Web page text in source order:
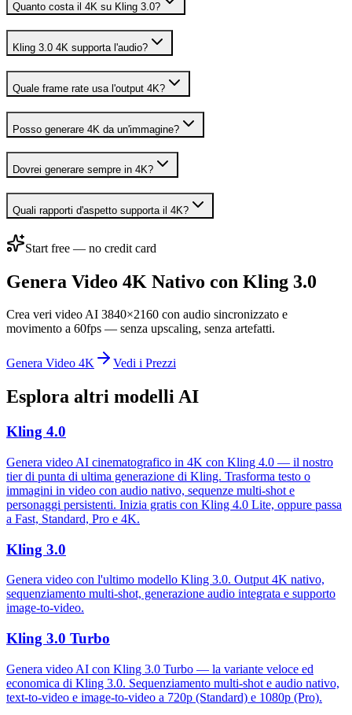
Quanto costa il 4K su Kling 3.0?
Kling 3.0 4K supporta l'audio?
Quale frame rate usa l'output 4K?
Posso generare 4K da un'immagine?
Dovrei generare sempre in 4K?
Quali rapporti d'aspetto supporta il 4K?
Start free — no credit card
Genera Video 4K Nativo con Kling 3.0
Crea veri video AI 3840×2160 con audio sincronizzato e
movimento a 60fps — senza upscaling, senza artefatti.
Genera Video 4K Vedi i Prezzi
Esplora altri modelli AI
Kling 4.0
Genera video AI cinematografico in 4K con Kling 4.0 — il nostro
tier di punta di ultima generazione di Kling. Trasforma testo o
immagini in video con audio nativo, sequenze multi-shot e
personaggi persistenti. Inizia gratis con Kling 4.0 Lite, oppure passa
a Fast, Standard, Pro e 4K.
Kling 3.0
Genera video con l'ultimo modello Kling 3.0. Output 4K nativo,
sequenziamento multi-shot, generazione audio integrata e supporto
image-to-video.
Kling 3.0 Turbo
Genera video AI con Kling 3.0 Turbo — la variante veloce ed
economica di Kling 3.0. Sequenziamento multi-shot e audio nativo,
text-to-video e image-to-video a 720p (Standard) e 1080p (Pro).